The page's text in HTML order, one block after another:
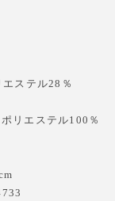
ステル28％
リエステル100％